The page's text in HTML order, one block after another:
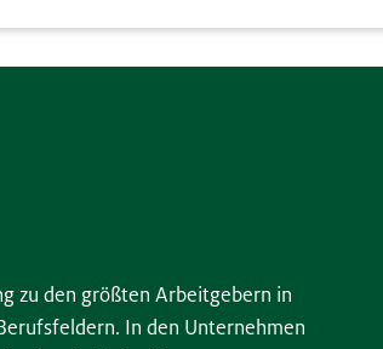
zu den größten Arbeitgebern in
In den Unternehmen